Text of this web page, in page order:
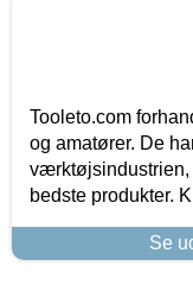
Tooleto.com
og amatører. De
værktøjsindustrien,
bedste produkter.
Se